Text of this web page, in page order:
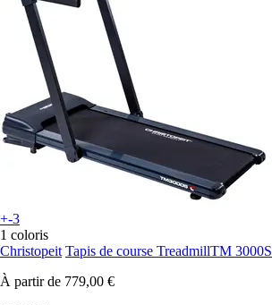
+-3
1 coloris
Christopeit Tapis de course TreadmillTM 3000S
À partir de 779,00 €